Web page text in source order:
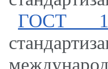
ГОСТ